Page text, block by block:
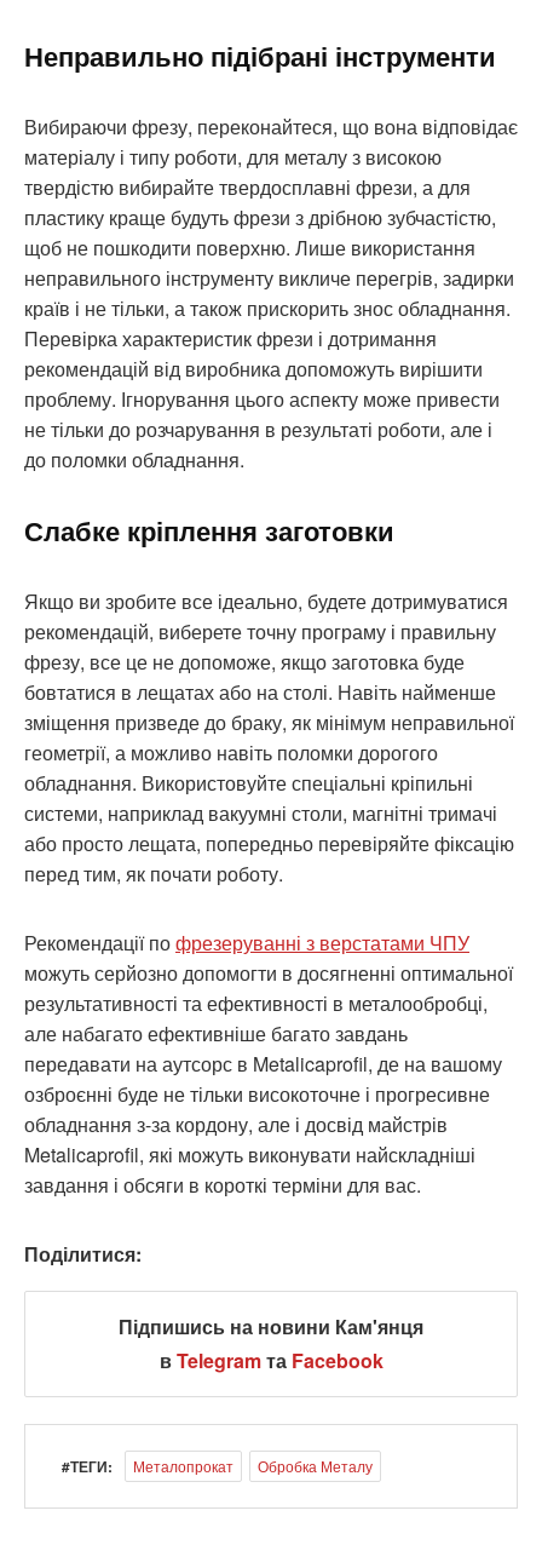
Неправильно підібрані інструменти
Вибираючи фрезу, переконайтеся, що вона відповідає
матеріалу і типу роботи, для металу з високою
твердістю вибирайте твердосплавні фрези, а для
пластику краще будуть фрези з дрібною зубчастістю,
щоб не пошкодити поверхню. Лише використання
неправильного інструменту викличе перегрів, задирки
країв і не тільки, а також прискорить знос обладнання.
Перевірка характеристик фрези і дотримання
рекомендацій від виробника допоможуть вирішити
проблему. Ігнорування цього аспекту може привести
не тільки до розчарування в результаті роботи, але і
до поломки обладнання.
Слабке кріплення заготовки
Якщо ви зробите все ідеально, будете дотримуватися
рекомендацій, виберете точну програму і правильну
фрезу, все це не допоможе, якщо заготовка буде
бовтатися в лещатах або на столі. Навіть найменше
зміщення призведе до браку, як мінімум неправильної
геометрії, а можливо навіть поломки дорогого
обладнання. Використовуйте спеціальні кріпильні
системи, наприклад вакуумні столи, магнітні тримачі
або просто лещата, попередньо перевіряйте фіксацію
перед тим, як почати роботу.
Рекомендації пофрезеруванні з верстатами ЧПУ
можуть серйозно допомогти в досягненні оптимальної
результативності та ефективності в металообробці,
але набагато ефективніше багато завдань
передавати на аутсорс в Metalicaprofil, де на вашому
озброєнні буде не тільки високоточне і прогресивне
обладнання з-за кордону, але і досвід майстрів
Metalicaprofil, які можуть виконувати найскладніші
завдання і обсяги в короткі терміни для вас.
Поділитися:
Підпишись на новини Кам'янця
вTelegramта Facebook
#ТЕГИ: Металопрокат Обробка Металу